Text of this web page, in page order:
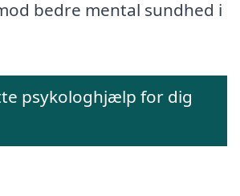
bedre mental sundhed i
psykologhjælp for dig